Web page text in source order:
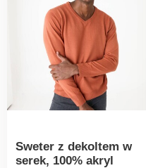
Sweter z dekoltem w
serek, 100% akryl